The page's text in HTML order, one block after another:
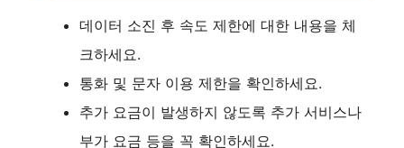
데이터 소진 후 속도 제한에 대한 내용을 체
크하세요.
통화 및 문자 이용 제한을 확인하세요.
추가 요금이 발생하지 않도록 추가 서비스나
부가 요금 등을 꼭 확인하세요.